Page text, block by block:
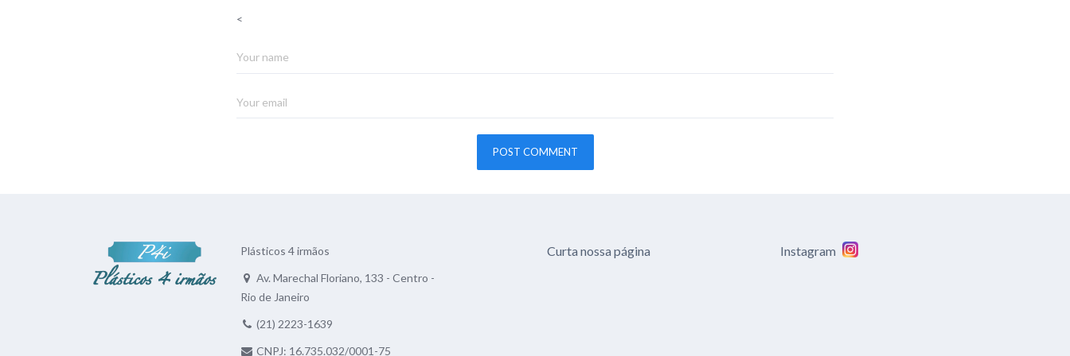
<
Plásticos 4 irmãos
Av. Marechal Floriano, 133 - Centro -
Rio de Janeiro
(21) 2223-1639
CNPJ: 16.735.032/0001-75
Curta nossa página Instagram